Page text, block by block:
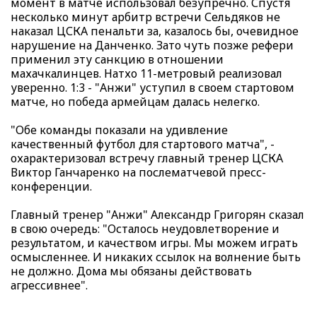
несколько минут арбитр встречи Сельдяков не
наказал ЦСКА пенальти за, казалось бы, очевидное
нарушение на Данченко. Зато чуть позже рефери
применил эту санкцию в отношении
махачкалинцев. Натхо 11-метровый реализовал
уверенно. 1:3 - "Анжи" уступил в своем стартовом
матче, но победа армейцам далась нелегко.
"Обе команды показали на удивление
качественный футбол для стартового матча", -
охарактеризовал встречу главный тренер ЦСКА
Виктор Ганчаренко на послематчевой пресс-
конференции.
Главный тренер "Анжи" Александр Григорян сказал
в свою очередь: "Осталось неудовлетворение и
результатом, и качеством игры. Мы можем играть
осмысленнее. И никаких ссылок на волнение быть
не должно. Дома мы обязаны действовать
агрессивнее".